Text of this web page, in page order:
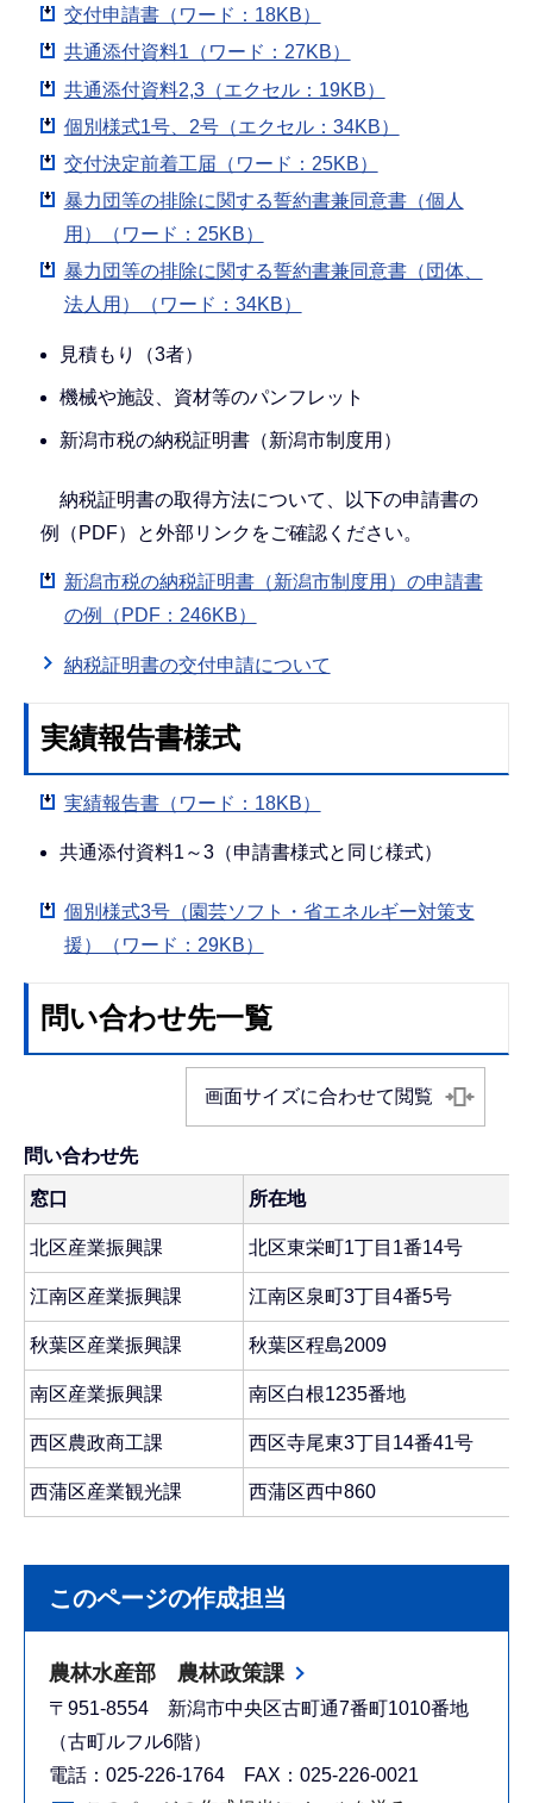
交付申請書（ワード：18KB）
共通添付資料1（ワード：27KB）
共通添付資料2,3（エクセル：19KB）
個別様式1号、2号（エクセル：34KB）
交付決定前着工届（ワード：25KB）
暴力団等の排除に関する誓約書兼同意書（個人
用）（ワード：25KB）
暴力団等の排除に関する誓約書兼同意書（団体、
法人用）（ワード：34KB）
見積もり（3者）
機械や施設、資材等のパンフレット
新潟市税の納税証明書（新潟市制度用）
納税証明書の取得方法について、以下の申請書の
例（PDF）と外部リンクをご確認ください。
新潟市税の納税証明書（新潟市制度用）の申請書
の例（PDF：246KB）
納税証明書の交付申請について
実績報告書様式
実績報告書（ワード：18KB）
共通添付資料1～3（申請書様式と同じ様式）
個別様式3号（園芸ソフト・省エネルギー対策支
援）（ワード：29KB）
問い合わせ先一覧
画面サイズに合わせて閲覧
問い合わせ先
窓口 所在地
北区産業振興課 北区東栄町1丁目1番14号
江南区産業振興課 江南区泉町3丁目4番5号
秋葉区産業振興課 秋葉区程島2009
南区産業振興課 南区白根1235番地
西区農政商工課 西区寺尾東3丁目14番41号
西蒲区産業観光課 西蒲区西中860
このページの作成担当
農林水産部 農林政策課
〒951-8554 新潟市中央区古町通7番町1010番地
（古町ルフル6階）
電話：025-226-1764 FAX：025-226-0021